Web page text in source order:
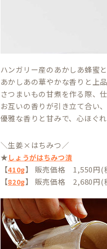
ハンガリー産のあかしあ蜂蜜
あかしあの華やかな香りと上
さつまいもの甘煮を作る際、
お互いの香りが引き立て合い
優雅な香りと甘みで、心ほぐ
＼生姜×はちみつ／
★ しょうがはちみつ漬
【410g】 販売価格 1,550円(
【820g】 販売価格 2,680円(